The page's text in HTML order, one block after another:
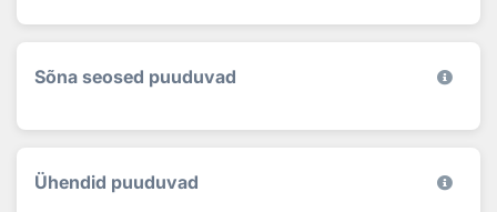
Sõna seosed puuduvad
Ühendid puuduvad